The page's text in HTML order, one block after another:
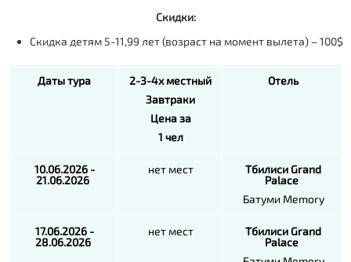
Скидки:
Скидка детям 5-11,99 лет (возраст на момент вылета) – 100$
Даты тура
2-3-4х местный
Завтраки
Цена за
1 чел
Отель
10.06.2026 -
21.06.2026
нет мест ТбилисиGrand
Palace
Батуми Memory
17.06.2026 -
28.06.2026
нет мест ТбилисиGrand
Palace